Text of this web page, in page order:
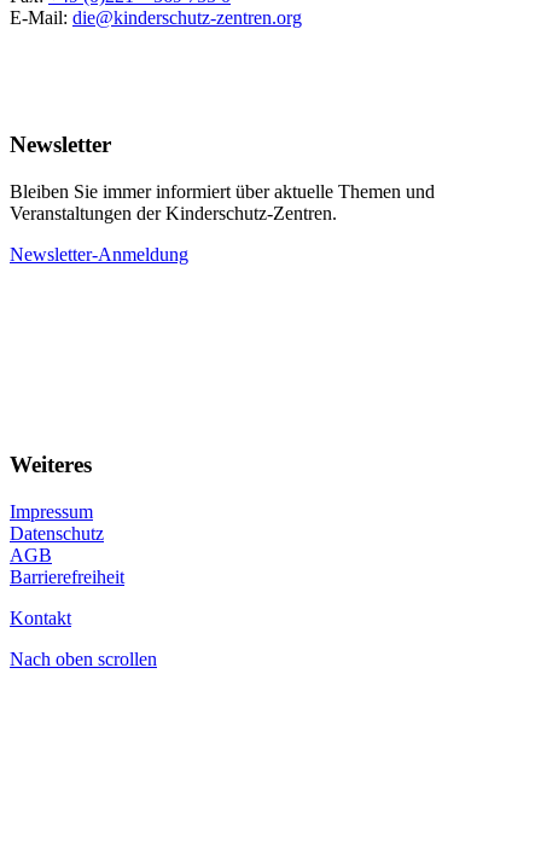
E-Mail: die@kinderschutz-zentren.org
Newsletter
Bleiben Sie immer informiert über aktuelle Themen und
Veranstaltungen der Kinderschutz-Zentren.
Newsletter-Anmeldung
Weiteres
Impressum
Datenschutz
AGB
Barrierefreiheit
Kontakt
Nach oben scrollen